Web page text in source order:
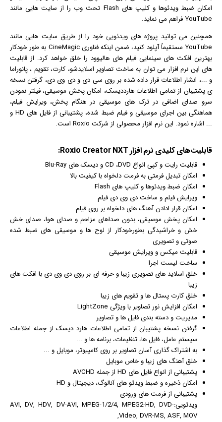
امکان ضبط ویدئوها و کلیپ های Flash تحت وب را از سایت هایی مانند
YouTube فراهم می نماید.
همچنین می توانید پروژه های ویدئویی خود را از طریق سایت هایی مانند
YouTube مستقیماً آپلود کنید، ضمن اینکه فناوری CineMagic به طور خودکار
بهترین افکت های سینماییفیلم های هالیوود را خلق خواهد کرد. از قابلیت
های این نرم افزار می توان به ساخت تصاویر اسلایدشو، کارت، تقویم ، پانوراما
و ...، انشار اطلاعات قرار داده شده بر روی سی دی و دی وی دی، گرفتن نسخه
ی پشتیبان از تمامی اطلاعات هارددیسک، امکان پخش موسیقی، فیلتر نمودن
سرو صدای اضافی در ترک های موسیقی در هنگام پخش، ویرایش فیلم،
هماهنگی بین اجرای موسیقی و فیلم ضبط شده، پشتیبانی از فایل های HD و
... اشاره نمود. این نرم افزار محصولی از شرکت Roxio است.
قابلیت‌های کلیدی نرم افزار Roxio Creator NXT:
قابلیت رایت و کپی انواع CD ،DVD و دیسک های Blu-Ray
امکان تبدیل فرمتی به فرمت دلخواه با کیفیت بالا
امکان ضبط ویدئوها و کلیپ های Flash
ویرایش فیلم و ساخت دی وی دی فیلم
امکان قرار ادادن آهنگ های دلخواه بر روی فیلم
امکان پخش موسیقی، بدون صداهای مزاحم و صدای هوا، صدای خش
خش و خراشیدگی بطورخودکار از لوح ها و موسیقی های ضبط شده
صوتی و تصویری
قابلیت میکس و ویرایش موسیقی
ساخت لیست اجرا
خلق اسلاید های تصویری زیبا و حرفه ای بر روی دی وی دی با افکت های
زیبا
خلق کارت پستال ها و تقویم های زیبا
امکان افزایش نور تصاویر با ویژگی LightZone
مدیریت و دسته بندی فایل ها و تصاویر
گرفتن نسخه پشتیبان از تمامی اطلاعات هارد دیسک از جمله اطلاعات
سیستم عامل، فایل ها، تنظیمات، برنامه ها و ...
به اشتراک گذاری آسان تصاویر بر روی کامپیوتر، موبایل و ...
خلق آهنگ های زیبا و خاص موبایل
پشتیبانی از انواع فایل های HD از جمله AVCHD
امکان ذخیره و ضبط ویدئو های آنالوگ، دیجیتال و HD
پشتیبانی از فرمت های ورودی
ویدئویی:AVI, DV, HDV, DV-AVI, MPEG-1/2/4, MPEG2-HD, DVD-
Video, DVR-MS, ASF, MOV,